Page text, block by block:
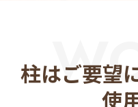
柱はご要望